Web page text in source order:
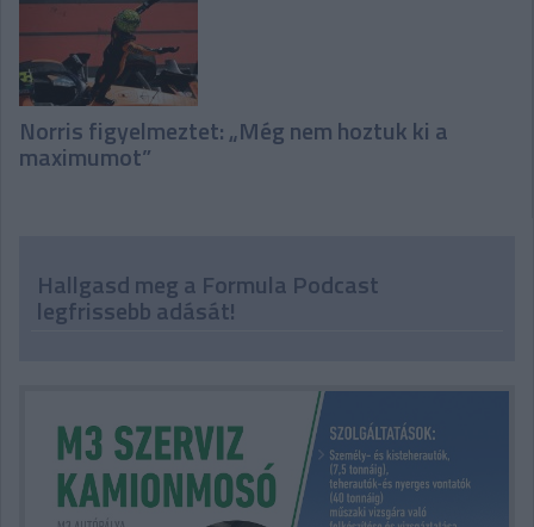
Norris figyelmeztet: „Még nem hoztuk ki a
maximumot”
Hallgasd meg a Formula Podcast
legfrissebb adását!